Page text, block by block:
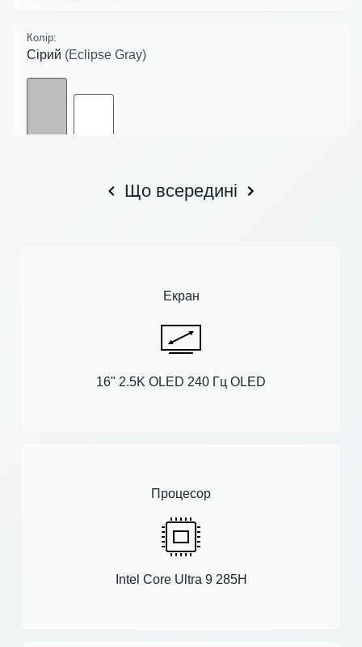
Колір:
Сірий (Eclipse Gray)
Що всередині
Екран
16" 2.5K OLED 240 Гц OLED
Процесор
Intel Core Ultra 9 285H